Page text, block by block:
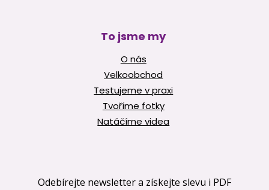
To jsme my
O nás
Velkoobchod
Testujeme v praxi
Tvoříme fotky
Natáčíme videa
Odebírejte newsletter a získejte slevu i PDF